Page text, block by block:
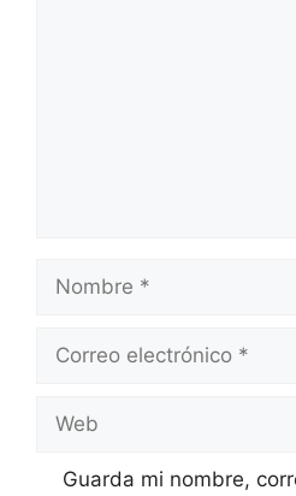
Nombre
Correo
Web
Guarda mi nombre,